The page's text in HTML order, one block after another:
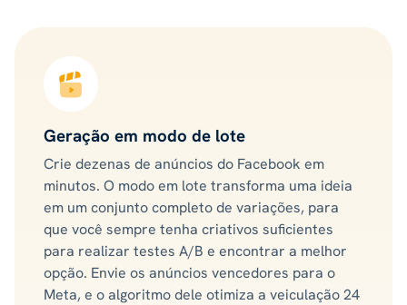
Geração em modo de lote
Crie dezenas de anúncios do Facebook em
minutos. O modo em lote transforma uma ideia
em um conjunto completo de variações, para
que você sempre tenha criativos suficientes
para realizar testes A/B e encontrar a melhor
opção. Envie os anúncios vencedores para o
Meta, e o algoritmo dele otimiza a veiculação 24